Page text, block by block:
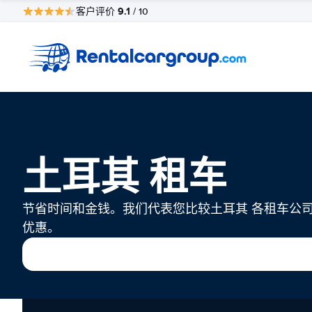
客户评价 9.1 / 10
土耳其 租车
节省时间和金钱。我们代表您比较土耳其 各租车公
优惠。